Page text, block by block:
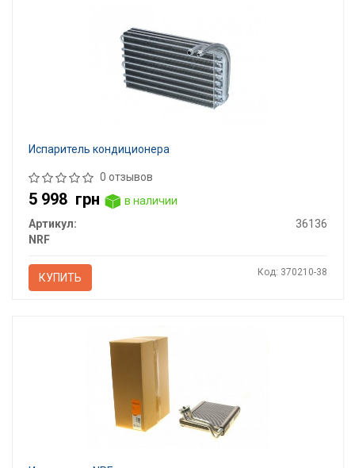
Испаритель кондиционера
0 отзывов
5 998 грн
в наличии
Артикул:
36136
NRF
КУПИТЬ Код: 370210-38